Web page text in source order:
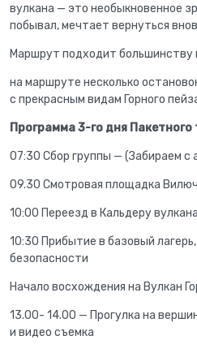
вулкана — это необыкновенное
побывал, мечтает вернуться
Маршрут подходит большинству
на маршруте несколько
с прекрасным видам Горного
Программа 3-го дня Пакетного
07:30 Сбор группы — (Забираем с
09.30 Смотровая площадка
10:00 Переезд в Кальдеру
10:30 Прибытие в базовый
безопасности
Начало восхождения на Вулкан
13.00- 14.00 — Прогулка на
и видео съемка